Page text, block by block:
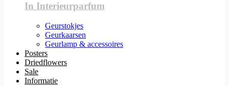
In Interieurparfum
Geurstokjes
Geurkaarsen
Geurlamp & accessoires
Posters
Driedflowers
Sale
Informatie